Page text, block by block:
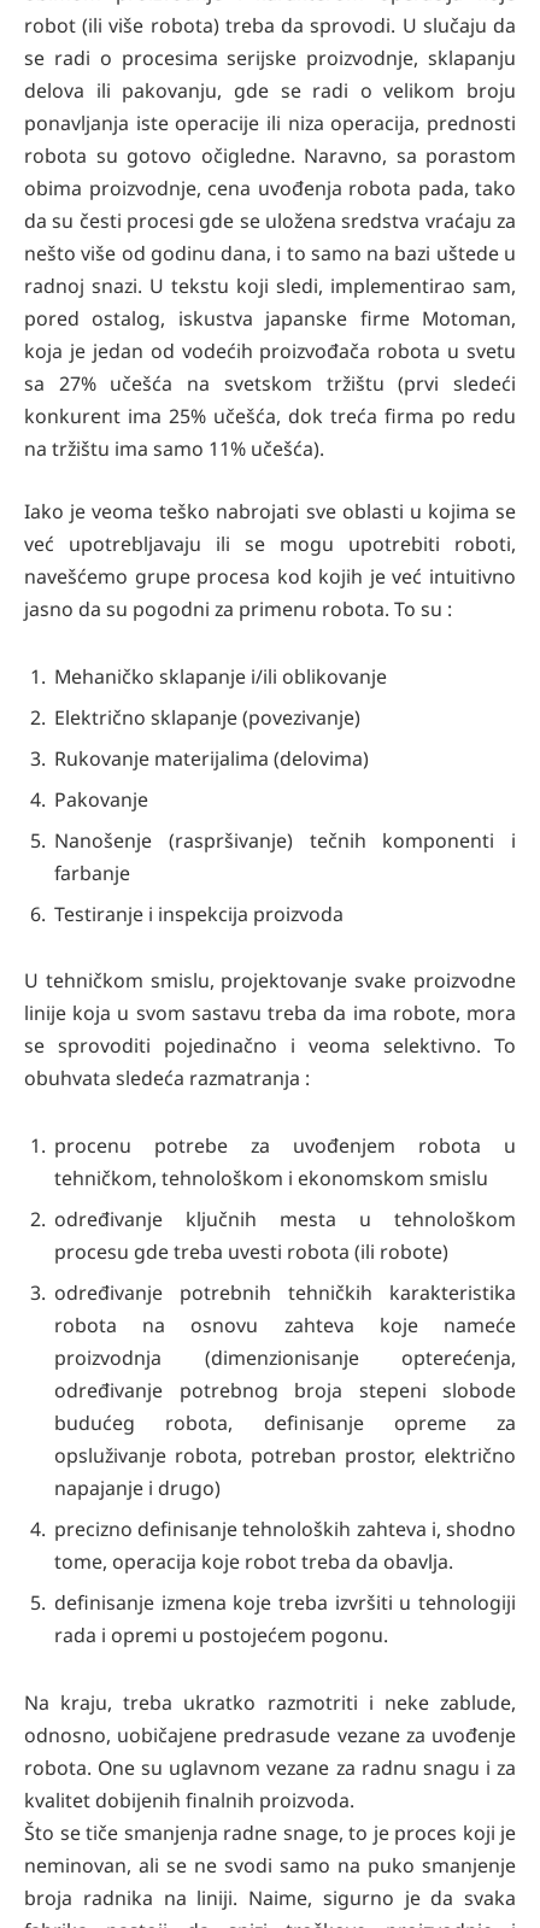
robot (ili više robota) treba da sprovodi. U slučaju da
se radi o procesima serijske proizvodnje, sklapanju
delova ili pakovanju, gde se radi o velikom broju
ponavljanja iste operacije ili niza operacija, prednosti
robota su gotovo očigledne. Naravno, sa porastom
obima proizvodnje, cena uvođenja robota pada, tako
da su česti procesi gde se uložena sredstva vraćaju za
nešto više od godinu dana, i to samo na bazi uštede u
radnoj snazi. U tekstu koji sledi, implementirao sam,
pored ostalog, iskustva japanske firme Motoman,
koja je jedan od vodećih proizvođača robota u svetu
sa 27% učešća na svetskom tržištu (prvi sledeći
konkurent ima 25% učešća, dok treća firma po redu
na tržištu ima samo 11% učešća).
Iako je veoma teško nabrojati sve oblasti u kojima se
već upotrebljavaju ili se mogu upotrebiti roboti,
navešćemo grupe procesa kod kojih je već intuitivno
jasno da su pogodni za primenu robota. To su :
Mehaničko sklapanje i/ili oblikovanje
Električno sklapanje (povezivanje)
Rukovanje materijalima (delovima)
Pakovanje
Nanošenje (raspršivanje) tečnih komponenti i
farbanje
Testiranje i inspekcija proizvoda
U tehničkom smislu, projektovanje svake proizvodne
linije koja u svom sastavu treba da ima robote, mora
se sprovoditi pojedinačno i veoma selektivno. To
obuhvata sledeća razmatranja :
procenu potrebe za uvođenjem robota u
tehničkom, tehnološkom i ekonomskom smislu
određivanje ključnih mesta u tehnološkom
procesu gde treba uvesti robota (ili robote)
određivanje potrebnih tehničkih karakteristika
robota na osnovu zahteva koje nameće
proizvodnja (dimenzionisanje opterećenja,
određivanje potrebnog broja stepeni slobode
budućeg robota, definisanje opreme za
opsluživanje robota, potreban prostor, električno
napajanje i drugo)
precizno definisanje tehnoloških zahteva i, shodno
tome, operacija koje robot treba da obavlja.
definisanje izmena koje treba izvršiti u tehnologiji
rada i opremi u postojećem pogonu.
Na kraju, treba ukratko razmotriti i neke zablude,
odnosno, uobičajene predrasude vezane za uvođenje
robota. One su uglavnom vezane za radnu snagu i za
kvalitet dobijenih finalnih proizvoda.
Što se tiče smanjenja radne snage, to je proces koji je
neminovan, ali se ne svodi samo na puko smanjenje
broja radnika na liniji. Naime, sigurno je da svaka